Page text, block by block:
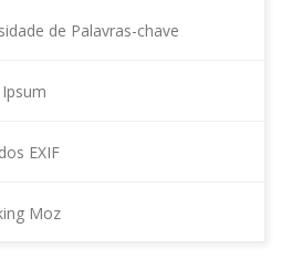
de Palavras-chave
EXIF
Moz